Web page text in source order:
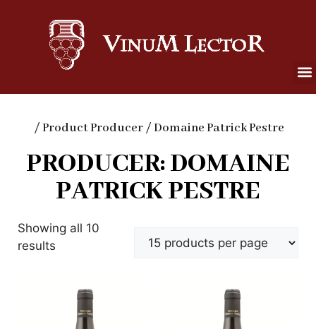
/ Product Producer / Domaine Patrick Pestre
PRODUCER: DOMAINE
PATRICK PESTRE
Showing all 10
results